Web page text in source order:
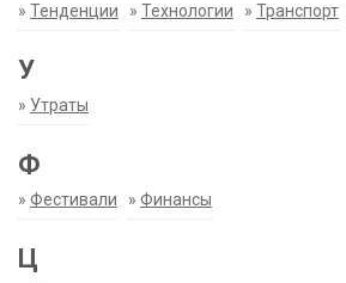
» Тенденции » Технологии » Транспорт
У
» Утраты
Ф
» Фестивали » Финансы
Ц